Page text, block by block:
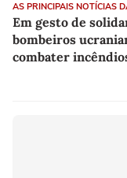
AS PRINCIPAIS NOTÍCIAS
Em gesto de
bombeiros
combater